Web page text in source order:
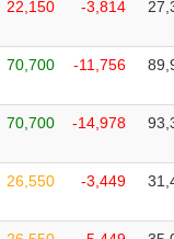
22,150 -3,814
70,700 -11,756
70,700 -14,978
26,550 -3,449